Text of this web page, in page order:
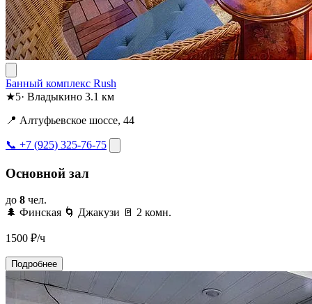
Банный комплекс Rush
★5· Владыкино 3.1 км
📍 Алтуфьевское шоссе, 44
📞 +7 (925) 325-76-75
Основной зал
до 8 чел.
🌲 Финская 🌀 Джакузи 🚪 2 комн.
1500 ₽/ч
Подробнее